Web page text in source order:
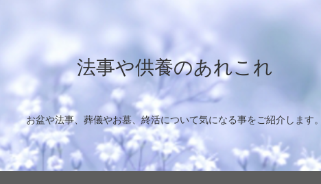
法事や供養のあれこれ
お盆や法事、葬儀やお墓、終活について気になる事をご紹介します。